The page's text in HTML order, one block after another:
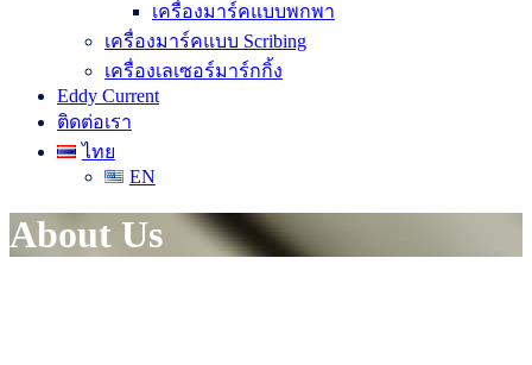
เครื่องมาร์คแบบพกพา
เครื่องมาร์คแบบ Scribing
เครื่องเลเซอร์มาร์กกิ้ง
Eddy Current
ติดต่อเรา
ไทย
EN
About Us